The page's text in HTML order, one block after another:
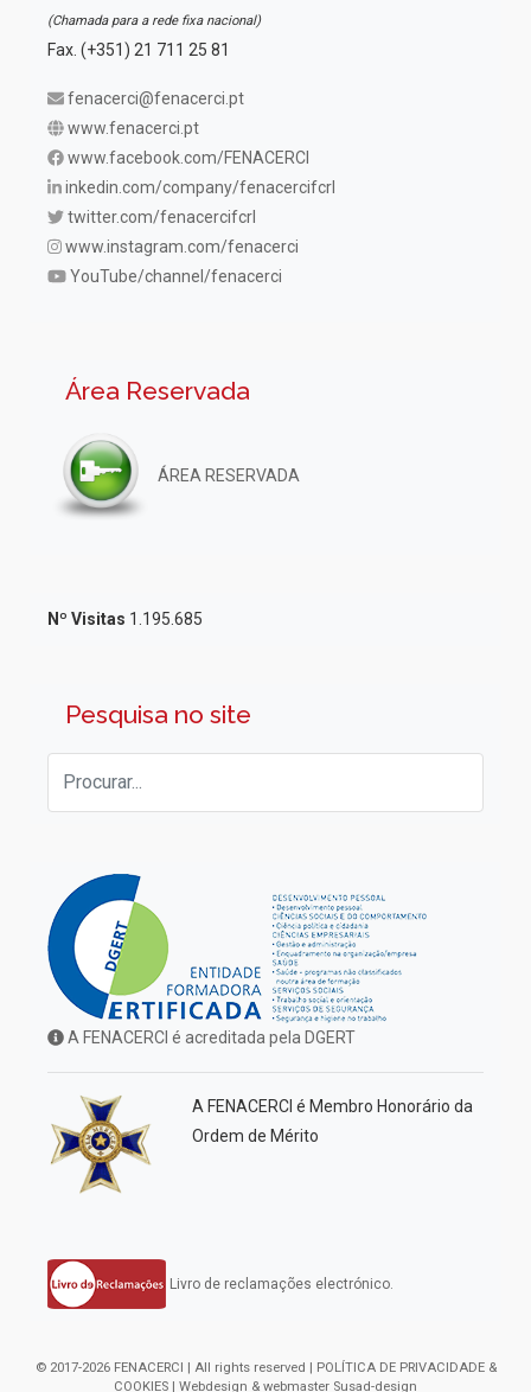
(Chamada para a rede fixa nacional)
Fax. (+351) 21 711 25 81
fenacerci@fenacerci.pt
www.fenacerci.pt
www.facebook.com/FENACERCI
inkedin.com/company/fenacercifcrl
twitter.com/fenacercifcrl
www.instagram.com/fenacerci
YouTube/channel/fenacerci
Área Reservada
ÁREA RESERVADA
Nº Visitas 1.195.685
Pesquisa no site
A FENACERCI é acreditada pela DGERT
A FENACERCI é Membro Honorário da
Ordem de Mérito
Livro de reclamações electrónico.
© 2017-2026 FENACERCI | All rights reserved | POLÍTICA DE PRIVACIDADE &
COOKIES | Webdesign & webmaster Susad-design